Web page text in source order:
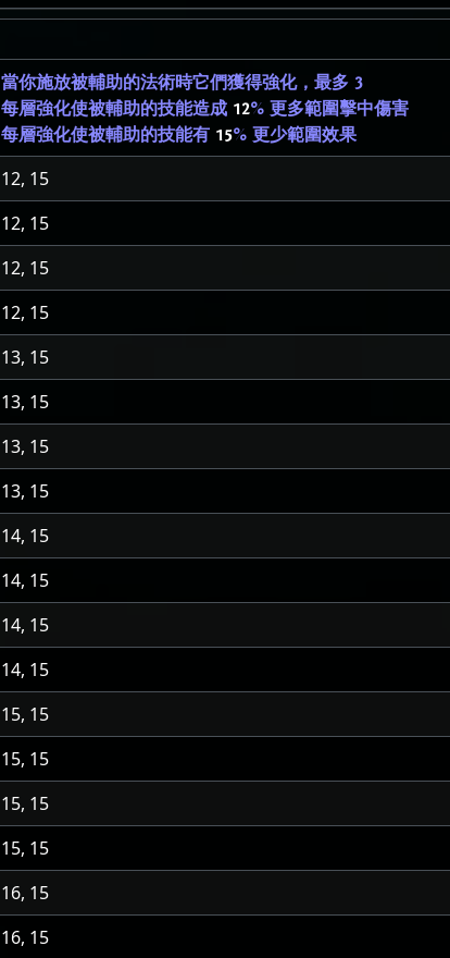
當你施放被輔助的法術時它們獲得強化，最多 3
每層強化使被輔助的技能造成 12% 更多範圍擊中傷害
每層強化使被輔助的技能有 15% 更少範圍效果
12, 15
12, 15
12, 15
12, 15
13, 15
13, 15
13, 15
13, 15
14, 15
14, 15
14, 15
14, 15
15, 15
15, 15
15, 15
15, 15
16, 15
16, 15